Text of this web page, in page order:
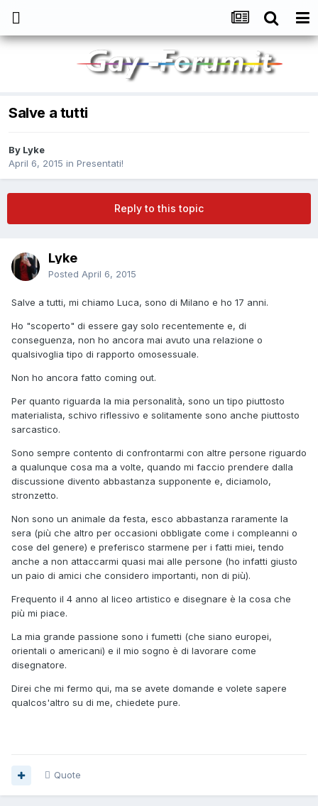
Salve a tutti
By Lyke
April 6, 2015 in Presentati!
Reply to this topic
Lyke
Posted April 6, 2015
Salve a tutti, mi chiamo Luca, sono di Milano e ho 17 anni.
Ho "scoperto" di essere gay solo recentemente e, di
conseguenza, non ho ancora mai avuto una relazione o
qualsivoglia tipo di rapporto omosessuale.
Non ho ancora fatto coming out.
Per quanto riguarda la mia personalità, sono un tipo piuttosto
materialista, schivo riflessivo e solitamente sono anche piuttosto
sarcastico.
Sono sempre contento di confrontarmi con altre persone riguardo
a qualunque cosa ma a volte, quando mi faccio prendere dalla
discussione divento abbastanza supponente e, diciamolo,
stronzetto.
Non sono un animale da festa, esco abbastanza raramente la
sera (più che altro per occasioni obbligate come i compleanni o
cose del genere) e preferisco starmene per i fatti miei, tendo
anche a non attaccarmi quasi mai alle persone (ho infatti giusto
un paio di amici che considero importanti, non di più).
Frequento il 4 anno al liceo artistico e disegnare è la cosa che
più mi piace.
La mia grande passione sono i fumetti (che siano europei,
orientali o americani) e il mio sogno è di lavorare come
disegnatore.
Direi che mi fermo qui, ma se avete domande e volete sapere
qualcos'altro su di me, chiedete pure.
Quote